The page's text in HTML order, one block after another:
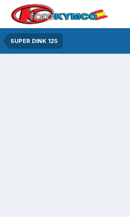
SUPER DINK 125